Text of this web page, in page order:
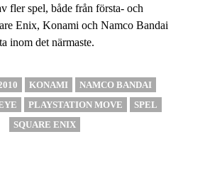
fler spel, både från första- och
Enix, Konami och Namco Bandai
inom det närmaste.
KONAMI
NAMCO BANDAI
PLAYSTATION MOVE
SPEL
SQUARE ENIX